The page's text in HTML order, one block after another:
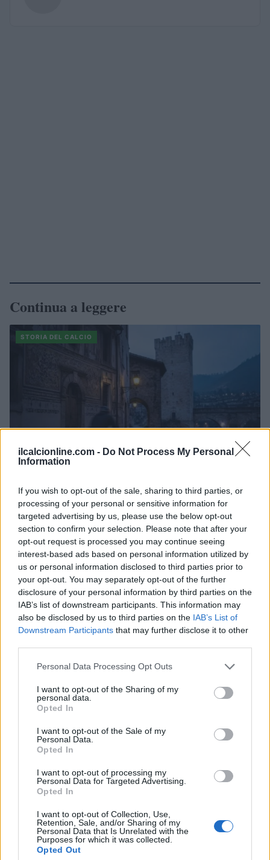
ilcalcionline.com - Do Not Process My Personal
Information
If you wish to opt-out of the sale, sharing to third parties, or
processing of your personal or sensitive information for
targeted advertising by us, please use the below opt-out
section to confirm your selection. Please note that after your
opt-out request is processed you may continue seeing
interest-based ads based on personal information utilized by
us or personal information disclosed to third parties prior to
your opt-out. You may separately opt-out of the further
disclosure of your personal information by third parties on the
IAB’s list of downstream participants. This information may
also be disclosed by us to third parties on the IAB’s List of
Downstream Participants that may further disclose it to other
Please note that this website/app uses one or more Google
not limited to your visit or usage behaviour. You may click to
grant or deny consent to Google and its third-party tags to
use your data for below specified purposes in below Google
consent section.
Personal Data Processing Opt Outs
I want to opt-out of the Sharing of my
personal data.
Opted In
I want to opt-out of the Sale of my
Personal Data.
Opted In
I want to opt-out of processing my
Personal Data for Targeted Advertising.
Opted In
I want to opt-out of Collection, Use,
Retention, Sale, and/or Sharing of my
Personal Data that Is Unrelated with the
Purposes for which it was collected.
Opted Out
Continua a leggere
STORIA DEL CALCIO
Scopri Calcio: il borgo lombardo ricco di storia e cultura
Francesca Lombardi · 6 Ago 2026
STORIA DEL CALCIO
La visione di Vito Tisci per il futuro del calcio giovanile
Ilaria Mauri · 4 Ago 2026
STORIA DEL CALCIO